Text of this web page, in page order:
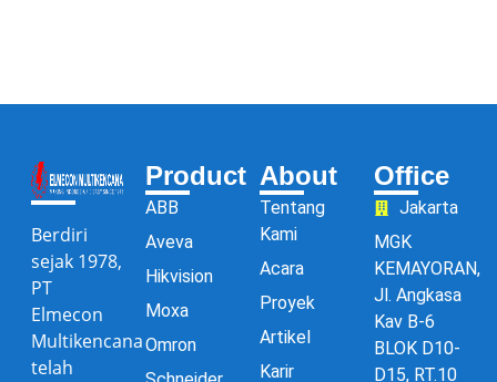
Berdiri
sejak 1978,
PT
Elmecon
Multikencana
telah
Product
ABB
Aveva
Hikvision
Moxa
Omron
About
Tentang
Kami
Acara
Proyek
Artikel
Karir
Office
Jakarta
MGK
KEMAYORAN,
Jl. Angkasa
Kav B-6
BLOK D10-
D15, RT.10